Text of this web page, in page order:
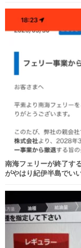
南海フェリーが終了す
がやはり紀伊半島でい